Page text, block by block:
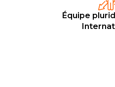
Équipe